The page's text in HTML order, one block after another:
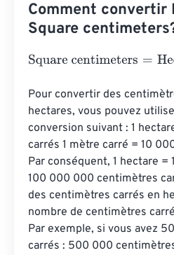
Comment convertir
Square
Square centimeters=
Pour convertir des
hectares, vous pouvez
conversion suivant : 1
carrés 1 mètre carré = 10
Par conséquent, 1 hectare =
100 000 000 centimètres
des centimètres carrés en
nombre de centimètres
Par exemple, si vous avez
carrés : 500 000